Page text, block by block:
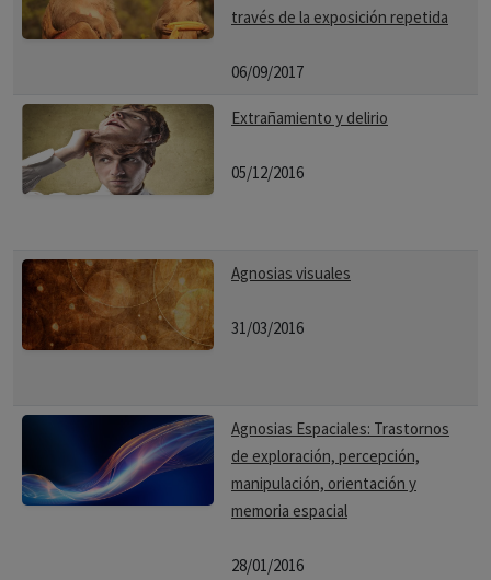
través de la exposición repetida
06/09/2017
Extrañamiento y delirio
05/12/2016
Agnosias visuales
31/03/2016
Agnosias Espaciales: Trastornos
de exploración, percepción,
manipulación, orientación y
memoria espacial
28/01/2016